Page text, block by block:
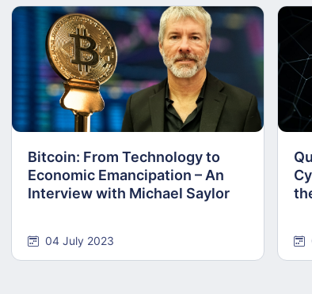
Bitcoin: From Technology to
Economic Emancipation – An
Interview with Michael Saylor
04 July 2023